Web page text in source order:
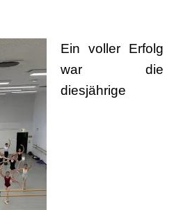
Ein voller Erfolg
war die
diesjährige